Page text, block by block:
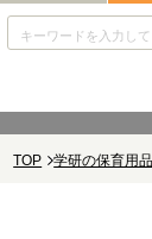
TOP 学研の保育用品